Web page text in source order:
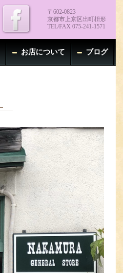
〒602-0823
京都市上京区出町枡形
TEL/FAX 075-241-1571
お店について ブログ